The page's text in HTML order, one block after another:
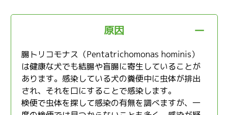
原因
腸トリコモナス（Pentatrichomonas hominis）
は健康な犬でも結腸や盲腸に寄生していることが
あります。感染している犬の糞便中に虫体が排出
され、それを口にすることで感染します。
検便で虫体を探して感染の有無を調べますが、一